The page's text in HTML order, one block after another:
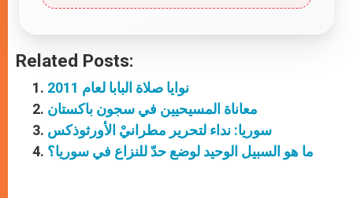
Related Posts:
نوايا صلاة البابا لعام 2011
معاناة المسيحيين في سجون باكستان
سوريا: نداء لتحرير مطرانيْ الأورثوذكس
ما هو السبيل الوحيد لوضع حدّ للنزاع في سوريا؟